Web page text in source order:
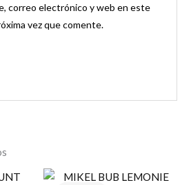
correo electrónico y web en este
vez que comente.
El
El